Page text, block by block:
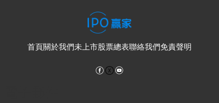
首頁關於我們未上市股票總表聯絡我們免責聲明
Facebook